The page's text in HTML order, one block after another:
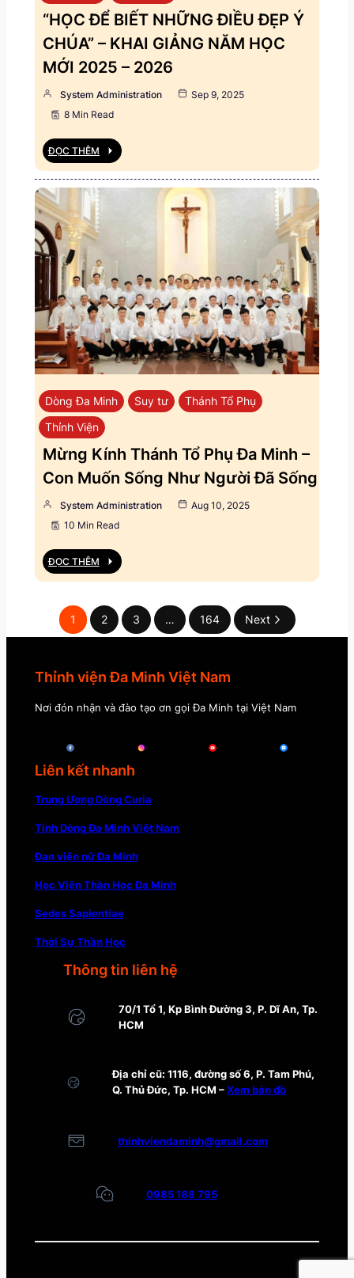
“HỌC ĐỂ BIẾT NHỮNG ĐIỀU ĐẸP Ý
CHÚA” – KHAI GIẢNG NĂM HỌC
MỚI 2025 – 2026
System Administration
Sep 9, 2025
8 Min Read
ĐỌC THÊM
Dòng Đa Minh Suy tư
Thánh Tổ Phụ
Thỉnh Viện
Mừng Kính Thánh Tổ Phụ Đa Minh –
Con Muốn Sống Như Người Đã Sống
System Administration
Aug 10, 2025
10 Min Read
ĐỌC THÊM
1 2 3 … 164 Next
Thỉnh viện Đa Minh Việt Nam
Nơi đón nhận và đào tạo ơn gọi Đa Minh tại Việt Nam
Liên kết nhanh
Trung Ương Dòng Curia
Tỉnh Dòng Đa Minh Việt Nam
Đan viện nữ Đa Minh
Học Viện Thần Học Đa Minh
Sedes Sapientiae
Thời Sự Thần Học
Thông tin liên hệ
70/1 Tổ 1, Kp Bình Đường 3, P. Dĩ An, Tp.
HCM
Địa chỉ cũ: 1116, đường số 6, P. Tam Phú,
Q. Thủ Đức, Tp. HCM –Xem bản đồ
thinhviendaminh@gmail.com
0985 188 795